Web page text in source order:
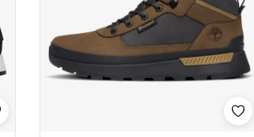
në wishlist